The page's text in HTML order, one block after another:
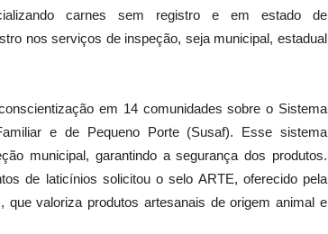
carnes sem registro e em estado de
nos serviços de inspeção, seja municipal, estadual
em 14 comunidades sobre o Sistema
e de Pequeno Porte (Susaf). Esse sistema
municipal, garantindo a segurança dos produtos.
de laticínios solicitou o selo ARTE, oferecido pela
que valoriza produtos artesanais de origem animal e